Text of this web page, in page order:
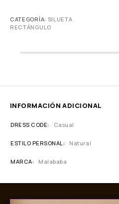
CATEGORÍA: SILUETA
RECTÁNGULO
INFORMACIÓN ADICIONAL
DRESS CODE Casual
ESTILO PERSONAL Natural
MARCA Malababa